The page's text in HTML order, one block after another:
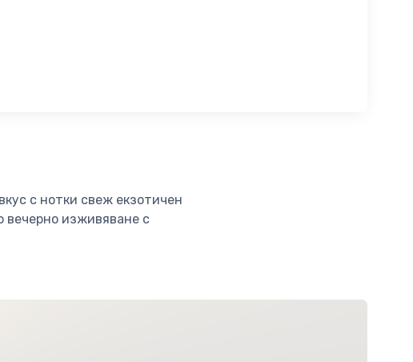
с нотки свеж екзотичен
вечерно изживяване с